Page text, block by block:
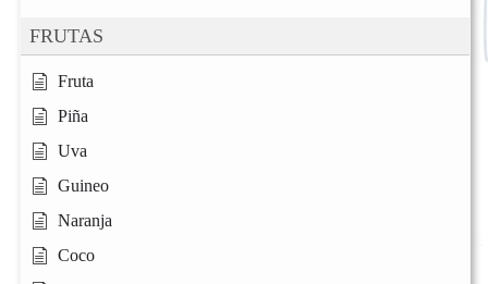
FRUTAS
Fruta
Piña
Uva
Guineo
Naranja
Coco